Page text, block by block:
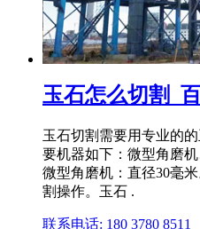
玉石怎么切割_
玉石切割需要用专业的
要机器如下：微型角磨
微型角磨机：直径30毫
割操作。玉石 .
联系电话: 180 3780 8511